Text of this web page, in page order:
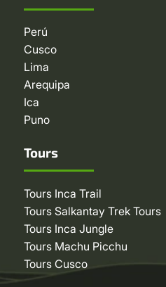
Perú
Cusco
Lima
Arequipa
Ica
Puno
Tours
Tours Inca Trail
Tours Salkantay Trek Tours
Tours Inca Jungle
Tours Machu Picchu
Tours Cusco